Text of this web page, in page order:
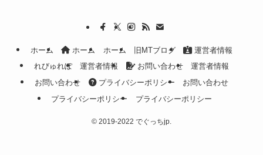
ホーム ホーム ホーム 旧MTブログ
運営者情報
れびゅれぽ
運営者情報 お問い合わせ
運営者情報
お問い合わせ
プライバシーポリシー
お問い合わせ
プライバシーポリシー
プライバシーポリシー
© 2019-2022 でぐっちjp.